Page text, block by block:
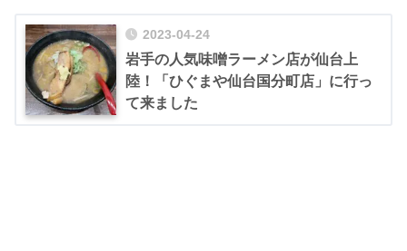
2023-04-24
岩手の人気味噌ラーメン店が仙台上
陸！「ひぐまや仙台国分町店」に行っ
て来ました